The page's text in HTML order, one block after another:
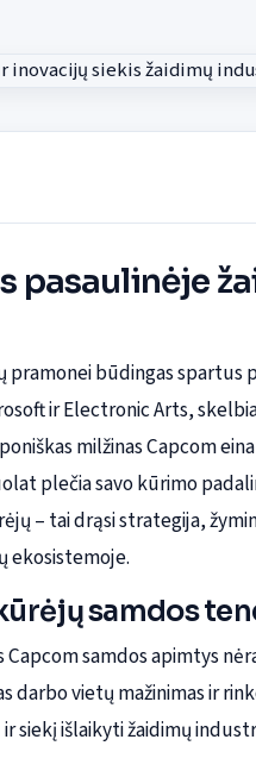
pasaulinėje
pramonei būdingas
ir Electronic Arts,
milžinas Capcom
plečia savo kūrimo
– tai drąsi strategija,
ekosistemoje.
samdos
samdos apimtys
vietų mažinimas ir
išlaikyti žaidimų